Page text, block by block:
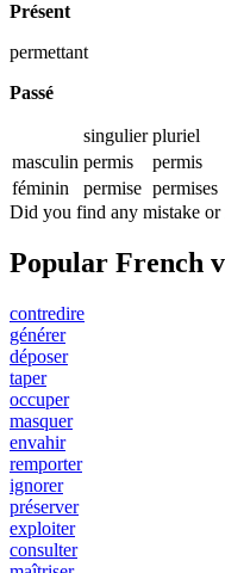
Présent
permettant
Passé
singulier pluriel
masculin permis
permis
féminin
permise permises
Did you find any mistake or
Popular French
contredire
générer
déposer
taper
occuper
masquer
envahir
remporter
ignorer
préserver
exploiter
consulter